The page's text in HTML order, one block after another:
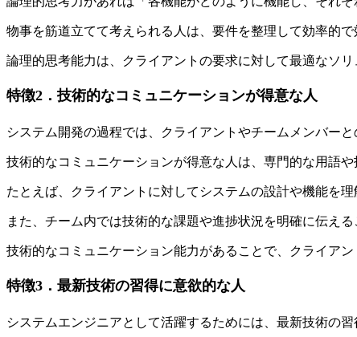
物事を筋道立てて考えられる人は、要件を整理して効率的で
論理的思考能力は、クライアントの要求に対して最適なソ
特徴2．技術的なコミュニケーションが得意な人
システム開発の過程では、クライアントやチームメンバー
技術的なコミュニケーションが得意な人は、 専門的な用語
たとえば、クライアントに対してシステムの設計や機能を
また、チーム内では技術的な課題や進捗状況を明確に伝え
技術的なコミュニケーション能力があることで、クライア
特徴3．最新技術の習得に意欲的な人
システムエンジニアとして活躍するためには、最新技術の習